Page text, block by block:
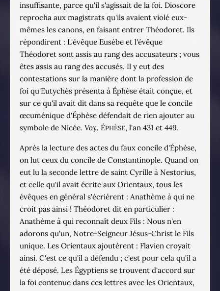
insuffisante, parce qu'il s'agissait de la foi. Dioscore
reprocha aux magistrats qu'ils avaient violé eux-
mêmes les canons, en faisant entrer Théodoret. Ils
répondirent : L'évêque Eusèbe et l'évêque
Théodoret sont assis au rang des accusateurs ; vous
êtes assis au rang des accusés. Il y eut des
contestations sur la manière dont la profession de
foi qu'Eutychès présenta à Éphèse était conçue, et
sur ce qu'il avait dit dans sa requête que le concile
œcuménique d'Éphèse défendait de rien ajouter au
symbole de Nicée. Voy. ÉPHÈSE, l'an 431 et 449.
Après la lecture des actes du faux concile d'Éphèse,
on lut ceux du concile de Constantinople. Quand on
eut lu la seconde lettre de saint Cyrille à Nestorius,
et celle qu'il avait écrite aux Orientaux, tous les
évêques en général s'écrièrent : Anathème à qui ne
croit pas ainsi ! Théodoret dit en particulier :
Anathème à qui reconnaît deux Fils : Nous n'en
adorons qu'un, Notre-Seigneur Jésus-Christ le Fils
unique. Les Orientaux ajoutèrent : Flavien croyait
ainsi. C'est ce qu'il a défendu ; c'est pour cela qu'il a
été déposé. Les Égyptiens se trouvent d'accord sur
la foi contenue dans ces lettres avec les Orientaux,